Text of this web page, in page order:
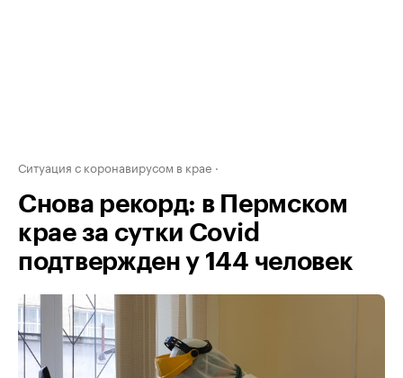
Ситуация с коронавирусом в крае
Снова рекорд: в Пермском
крае за сутки Covid
подтвержден у 144 человек